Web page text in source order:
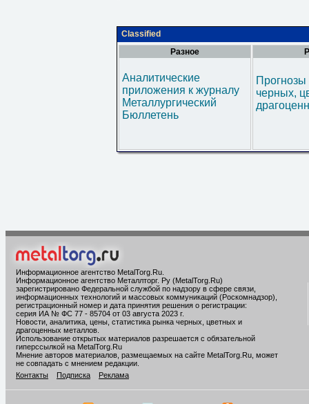
Classified
Разное
Аналитические
приложения к журналу
Металлургический
Бюллетень
черных,
Информационное агентство MetalTorg.Ru
Информационное агентство Металлторг. Ру (MetalTorg.Ru)
зарегистрировано Федеральной службой по надзору в сфере связи,
информационных технологий и массовых коммуникаций (Роскомнадзор),
регистрационный номер и дата принятия решения о регистрации:
серия ИА № ФС 77 - 85704 от 03 августа 2023 г.
Новости, аналитика, цены, статистика рынка черных, цветных и
драгоценных металлов.
Использование открытых материалов разрешается с обязательной
гиперссылкой на MetalTorg.Ru
Мнение авторов материалов, размещаемых на сайте MetalTorg.Ru, может
не совпадать с мнением редакции.
Контакты
Подписка Реклама